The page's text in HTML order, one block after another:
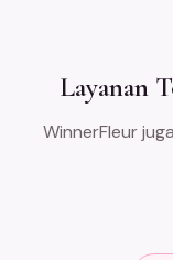
Layanan
WinnerFleur